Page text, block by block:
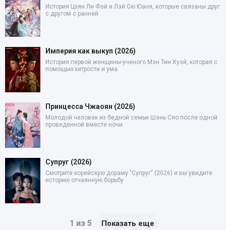
История Цзян Ли Фэй и Лэй Сю Юаня, которые связаны друг
с другом с ранней
Империя как выкуп (2026)
История первой женщины-ученого Мэн Тин Хуэй, которая с
помощью хитрости и ума
Принцесса Чжаоян (2026)
Молодой человек из бедной семьи Шэнь Сяо после одной
проведенной вместе ночи
Супруг (2026)
Смотрите корейскую дораму "Супруг" (2026) и вы увидите
историю отчаянную борьбу
1 из 5 Показать еще